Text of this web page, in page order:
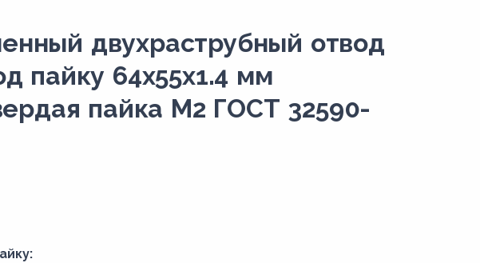
двухраструбный отвод
пайку 64х55х1.4 мм
пайка М2 ГОСТ 32590-